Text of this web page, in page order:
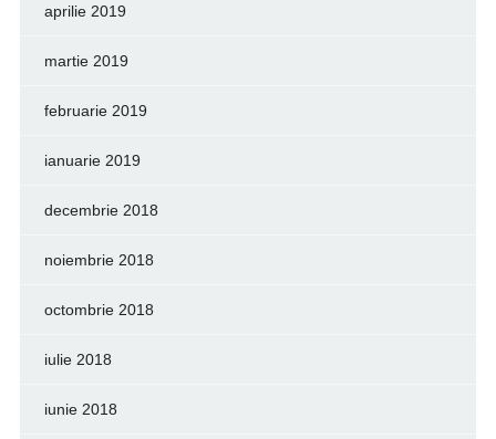
aprilie 2019
martie 2019
februarie 2019
ianuarie 2019
decembrie 2018
noiembrie 2018
octombrie 2018
iulie 2018
iunie 2018